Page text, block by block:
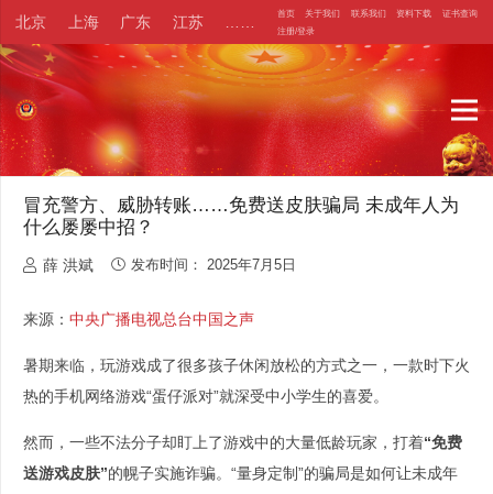
北京 上海 广东 江苏 首页 关于我们 联系我们 资料下载
证书查询
注册/登录
冒充警方、威胁转账……免费送皮肤骗局 未成年人为
什么屡屡中招？
薛 洪斌 发布时间：2025年7月5日
来源： 中央广播电视总台中国之声
暑期来临，玩游戏成了很多孩子休闲放松的方式之一，一款时下火
热的手机网络游戏“蛋仔派对”就深受中小学生的喜爱。
然而，一些不法分子却盯上了游戏中的大量低龄玩家，打着“免费
送游戏皮肤”的幌子实施诈骗。“量身定制”的骗局是如何让未成年